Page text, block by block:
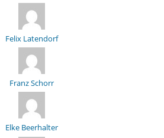
Felix Latendorf
Franz Schorr
Elke Beerhalter